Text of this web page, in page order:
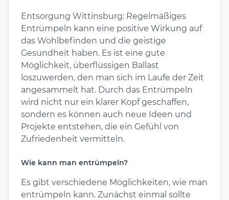
Entsorgung Wittinsburg: Regelmäßiges
Entrümpeln kann eine positive Wirkung auf
das Wohlbefinden und die geistige
Gesundheit haben. Es ist eine gute
Möglichkeit, überflüssigen Ballast
loszuwerden, den man sich im Laufe der Zeit
angesammelt hat. Durch das Entrümpeln
wird nicht nur ein klarer Kopf geschaffen,
sondern es können auch neue Ideen und
Projekte entstehen, die ein Gefühl von
Zufriedenheit vermitteln.
Wie kann man entrümpeln?
Es gibt verschiedene Möglichkeiten, wie man
entrümpeln kann. Zunächst einmal sollte